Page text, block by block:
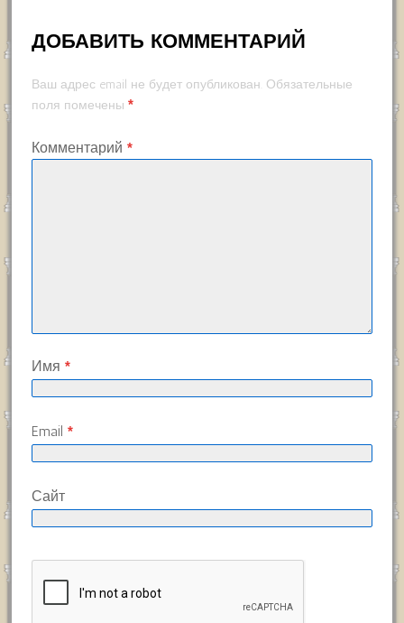
ДОБАВИТЬ КОММЕНТАРИЙ
Ваш адрес email не будет опубликован. Обязательные
поля помечены *
Комментарий *
Имя *
Email *
Сайт